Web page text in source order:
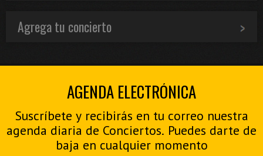
Agrega tu concierto
AGENDA ELECTRÓNICA
Suscríbete y recibirás en tu correo nuestra
agenda diaria de Conciertos. Puedes darte de
baja en cualquier momento